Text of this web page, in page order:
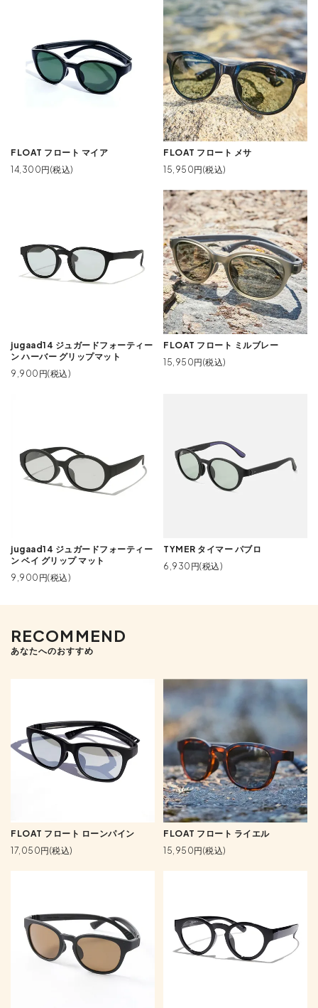
FLOAT フロート マイア
14,300円(税込)
FLOAT フロート メサ
15,950円(税込)
jugaad14 ジュガードフォーティー
ン ハーバー グリップマット
9,900円(税込)
FLOAT フロート ミルブレー
15,950円(税込)
jugaad14 ジュガードフォーティー
ン ベイ グリップ マット
9,900円(税込)
TYMER タイマー パブロ
6,930円(税込)
RECOMMEND
あなたへのおすすめ
FLOAT フロート ローンパイン
17,050円(税込)
FLOAT フロート ライエル
15,950円(税込)